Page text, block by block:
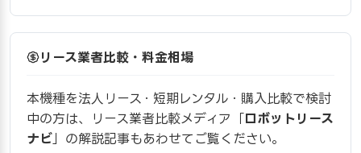
リース業者比較・料金相場
本機種を法人リース・短期レンタル・購入比較で検討
中の方は、リース業者比較メディア「ロボットリース
ナビ 」の解説記事もあわせてご覧ください。